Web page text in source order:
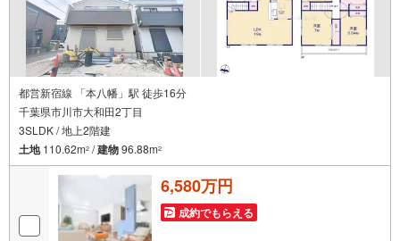
都営新宿線 「本八幡」駅 徒歩16分
千葉県市川市大和田2丁目
3SLDK / 地上2階建
土地110.62m2 /建物96.88m2
6,580万円
成約でもらえる